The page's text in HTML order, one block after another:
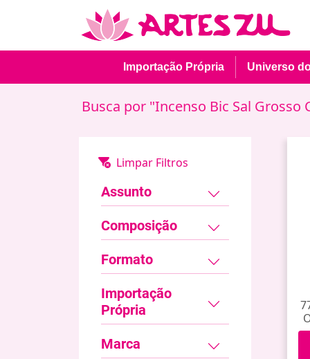
Importação Própria Universo
Busca por "Incenso Bic Sal Grosso
Assunto
Composição
Formato
Importação
Própria
Marca